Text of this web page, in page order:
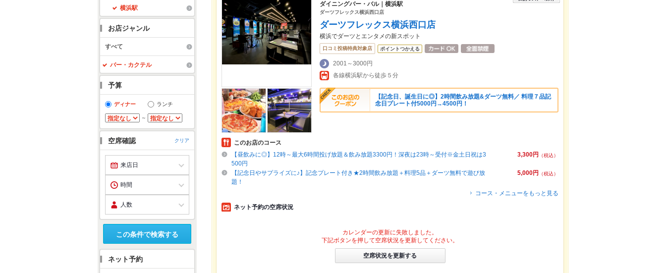
横浜駅
お店ジャンル
すべて
バー・カクテル
予算
ディナー ランチ
～
空席確認 クリア
この条件で検索する
ネット予約
ダイニングバー・バル｜横浜駅
ダーツフレックス横浜西口店
ダーツフレックス横浜西口店
横浜でダーツとエンタメの新スポット
口コミ投稿特典対象店 ポイントつかえる
2001～3000円
各線横浜駅から徒歩５分
【記念日、誕生日に◎】2時間飲み放題&ダーツ無料／ 料理７品記
念日プレート付5000円→4500円！
このお店のコース
3,300円
（税込）
【昼飲みに◎】12時～最大6時間投げ放題＆飲み放題3300円！深夜は23時～受付※金土日祝は3
500円
5,000円
（税込）
【記念日やサプライズに♪】記念プレート付き★2時間飲み放題＋料理5品＋ダーツ無料で遊び放
題！
コース・メニューをもっと見る
ネット予約の空席状況
カレンダーの更新に失敗しました。
下記ボタンを押して空席状況を更新してください。
空席状況を更新する